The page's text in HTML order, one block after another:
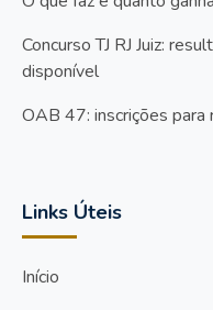
Concurso TJ RJ Juiz:
disponível
OAB 47: inscrições para
Links Úteis
Início